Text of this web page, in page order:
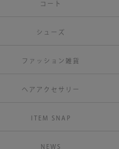
コート
シューズ
ファッション雑貨
ヘアアクセサリー
ITEM SNAP
NEWS